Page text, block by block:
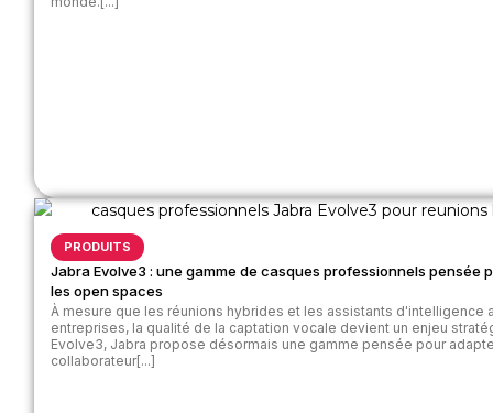
PRODUITS
Jabra Evolve3 : une gamme de casques professionnels pensée
les open spaces
À mesure que les réunions hybrides et les assistants
entreprises, la qualité de la captation vocale devient un enjeu
Evolve3, Jabra propose désormais une gamme pensée pour
collaborateur[...]